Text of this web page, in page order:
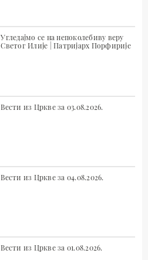
Угледајмо се на непоколебиву веру
Светог Илије | Патријарх Порфирије
Вести из Цркве за 03.08.2026.
Вести из Цркве за 04.08.2026.
Вести из Цркве за 01.08.2026.